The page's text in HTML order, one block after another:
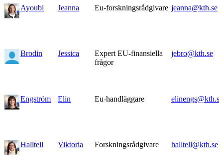
Ayoubi Jeanna Eu-forskningsrådgivare jeanna@kth.se
Brodin Jessica
Expert EU-finansiella
frågor
jebro@kth.se
Engström Elin Eu-handläggare elinengs@kth.se
Halltell Viktoria Forskningsrådgivare halltell@kth.se